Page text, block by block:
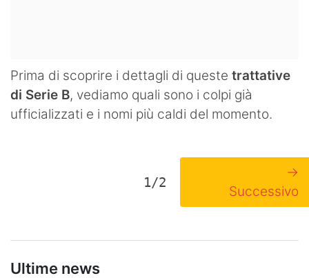
Prima di scoprire i dettagli di queste trattative
di Serie B, vediamo quali sono i colpi già
ufficializzati e i nomi più caldi del momento.
1/2
→
Successivo
Ultime news